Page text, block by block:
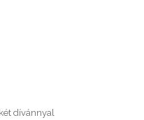
dívánnyal